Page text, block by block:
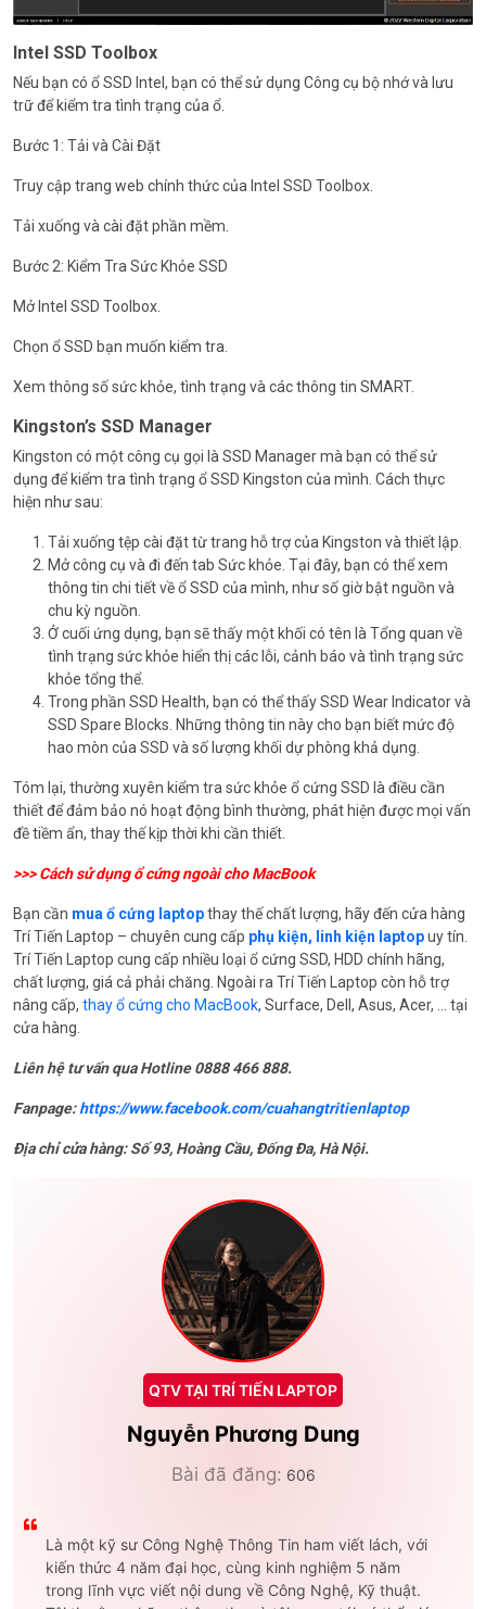
Intel SSD Toolbox
Nếu bạn có ổ SSD Intel, bạn có thể sử dụng Công cụ bộ nhớ và lưu
trữ để kiểm tra tình trạng của ổ.
Bước 1: Tải và Cài Đặt
Truy cập trang web chính thức của Intel SSD Toolbox.
Tải xuống và cài đặt phần mềm.
Bước 2: Kiểm Tra Sức Khỏe SSD
Mở Intel SSD Toolbox.
Chọn ổ SSD bạn muốn kiểm tra.
Xem thông số sức khỏe, tình trạng và các thông tin SMART.
Kingston’s SSD Manager
Kingston có một công cụ gọi là SSD Manager mà bạn có thể sử
dụng để kiểm tra tình trạng ổ SSD Kingston của mình. Cách thực
hiện như sau:
Tải xuống tệp cài đặt từ trang hỗ trợ của Kingston và thiết lập.
Mở công cụ và đi đến tab Sức khỏe. Tại đây, bạn có thể xem
thông tin chi tiết về ổ SSD của mình, như số giờ bật nguồn và
chu kỳ nguồn.
Ở cuối ứng dụng, bạn sẽ thấy một khối có tên là Tổng quan về
tình trạng sức khỏe hiển thị các lỗi, cảnh báo và tình trạng sức
khỏe tổng thể.
Trong phần SSD Health, bạn có thể thấy SSD Wear Indicator và
SSD Spare Blocks. Những thông tin này cho bạn biết mức độ
hao mòn của SSD và số lượng khối dự phòng khả dụng.
Tóm lại, thường xuyên kiểm tra sức khỏe ổ cứng SSD là điều cần
thiết để đảm bảo nó hoạt động bình thường, phát hiện được mọi vấn
đề tiềm ẩn, thay thế kịp thời khi cần thiết.
>>>Cách sử dụng ổ cứng ngoài cho MacBook
Bạn cần mua ổ cứng laptopthay thế chất lượng, hãy đến cửa hàng
Trí Tiến Laptop – chuyên cung cấp phụ kiện, linh kiện laptopuy tín.
Trí Tiến Laptop cung cấp nhiều loại ổ cứng SSD, HDD chính hãng,
chất lượng, giá cả phải chăng. Ngoài ra Trí Tiến Laptop còn hỗ trợ
nâng cấp, thay ổ cứng cho MacBook, Surface, Dell, Asus, Acer, … tại
cửa hàng.
Liên hệ tư vấn qua Hotline 0888 466 888.
Fanpage:https://www.facebook.com/cuahangtritienlaptop
Địa chỉ cửa hàng: Số 93, Hoàng Cầu, Đống Đa, Hà Nội.
QTV TẠI TRÍ TIẾN LAPTOP
Nguyễn Phương Dung
Bài đã đăng: 606
Là một kỹ sư Công Nghệ Thông Tin ham viết lách, với
kiến thức 4 năm đại học, cùng kinh nghiệm 5 năm
trong lĩnh vực viết nội dung về Công Nghệ, Kỹ thuật.